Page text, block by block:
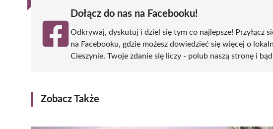
Dołącz do nas na Facebooku!
Odkrywaj, dyskutuj i dziel się tym co najlepsze! Przyłącz
na Facebooku, gdzie możesz dowiedzieć się więcej o
Cieszynie. Twoje zdanie się liczy - polub naszą stronę i
Zobacz Także